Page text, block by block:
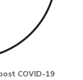
COVID-19